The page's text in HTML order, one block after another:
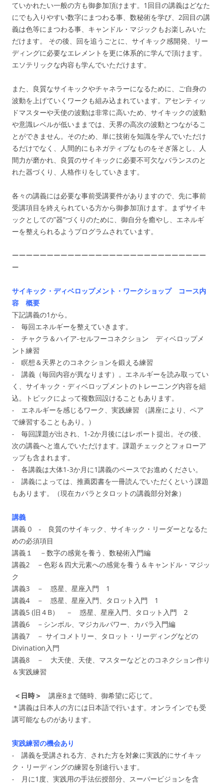
ていかれたい一般の方も御参加頂けます。1回目の講義はどなた
にでも入りやすい数字にまつわる事、数秘術を学び、2回目の講
義は色等にまつわる事、キャンドル・マジックもお楽しみいた
だけます。 その後、回を追うごとに、サイキック感開発、リー
ディングに必要なエレメントを更に体系的に学んで頂けます。
エソテリックな内容も学んでいただけます。
また、良質なサイキックやチャネラーになるために、ご自身の
波動を上げていくワークも組み込まれています。アセンティッ
ドマスターや天使の波動は非常に高いため、サイキックの波動
や意識レベルが低いままでは、天界の高次の波動とつながるこ
とができません。そのため、単に技術を知識を学んでいただけ
るだけでなく、人間的にもネガティブなものをそぎ落とし、人
間力が磨かれ、良質のサイキックに必要不可欠なバランスのと
れた器づくり、人格作りをしていきます。
各々の講義には必要な事前受講要件がありますので、先に事前
受講項目を終えられている方から御参加頂けます。まずサイキ
ックとしての”器”づくりのために、御自分を癒やし、エネルギ
ーを整えられるようプログラムされています。
ーーーーーーーーーーーーーーーーーーーーーーーーーーーー
ー
サイキック・ディベロップメント・ワークショップ コース内
容 概要
下記講義の1から。
- 毎回エネルギーを整えていきます。
- チャクラ＆ハイア-セルフーコネクション ディベロップメ
ント練習
- 瞑想＆天界とのコネクションを鍛える練習
- 講義（毎回内容が異なります）。エネルギーを読み取ってい
く、サイキック・ディベロップメントのトレーニング内容を組
込。トピックによって複数回設けることもあります。
- エネルギーを感じるワーク、実践練習 （講座により、ペア
で練習することもあり。）
- 毎回課題が出され、1-2か月後にはレポート提出。その後、
次の講義へと進んでいただけます。課題チェックとフォローア
ップも含まれます。
‐ 各講義は大体1-3か月に1講義のペースでお進めください。
- 講義によっては、推薦図書を一冊読んでいただくという課題
もあります。（現在カバラとタロットの講義部分対象）
講義
講義 0 ‐ 良質のサイキック、サイキック・リーダーとなるた
めの必須項目
講義１ －数字の感覚を養う、数秘術入門編
講義2 －色彩＆四大元素への感覚を養う＆キャンドル・マジッ
ク
講義3 － 惑星、星座入門 1
講義4 － 惑星、星座入門、タロット入門 1
講義5 (旧４B） － 惑星、星座入門、タロット入門 2
講義6 －シンボル、マジカルパワー、カバラ入門編
講義7 － サイコメトリー、タロット・リーディングなどの
Divination入門
講義8 － 大天使、天使、マスターなどとのコネクション作り
＆実践練習
＜日時＞
講座8まで随時、御希望に応じて。
＊講義は日本人の方には日本語で行います。オンラインでも受
講可能なものがあります。
実践練習の機会あり
- 講義を受講される方、された方を対象に実践的にサイキッ
ク・リーディングの練習を別途行います。
- 月に1度、実践用の手法伝授部分、スーパービジョンを含